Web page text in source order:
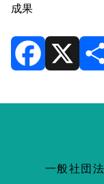
成果
一般社団